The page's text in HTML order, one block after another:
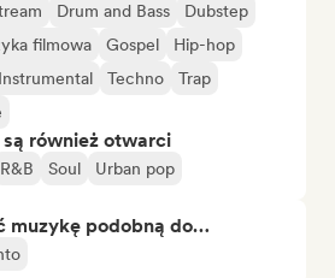
Drum and Bass
Dubstep
filmowa Gospel
Hip-hop
Instrumental Techno
Trap
również otwarci
R&B Soul Urban pop
muzykę podobną do…